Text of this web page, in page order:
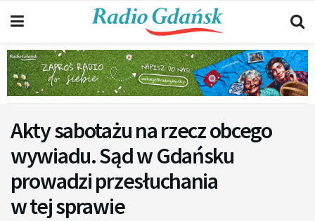
Akty sabotażu na rzecz obcego
wywiadu. Sąd w Gdańsku
prowadzi przesłuchania
w tej sprawie